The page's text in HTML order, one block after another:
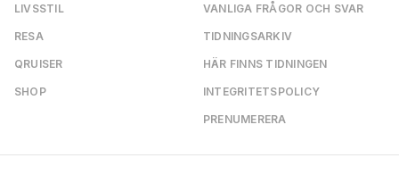
LIVSSTIL
RESA
QRUISER
SHOP
VANLIGA FRÅGOR OCH SVAR
TIDNINGSARKIV
HÄR FINNS TIDNINGEN
INTEGRITETSPOLICY
PRENUMERERA